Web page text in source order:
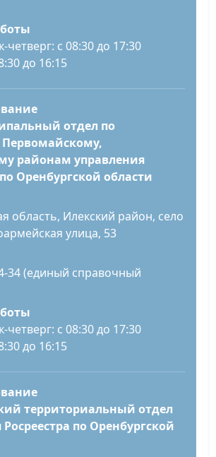
четверг: с 08:30 до 17:30
до 16:15
отдел по
районам управления
Оренбургской области
область, Илекский район, село
улица, 53
34 (единый справочный
четверг: с 08:30 до 17:30
до 16:15
территориальный отдел
по Оренбургской